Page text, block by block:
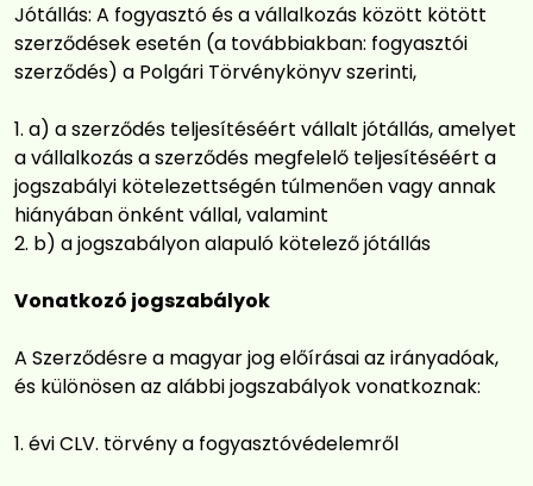
Jótállás: A fogyasztó és a vállalkozás között kötött
szerződések esetén (a továbbiakban: fogyasztói
szerződés) a Polgári Törvénykönyv szerinti,
a) a szerződés teljesítéséért vállalt jótállás, amelyet
a vállalkozás a szerződés megfelelő teljesítéséért a
jogszabályi kötelezettségén túlmenően vagy annak
hiányában önként vállal, valamint
b) a jogszabályon alapuló kötelező jótállás
Vonatkozó jogszabályok
A Szerződésre a magyar jog előírásai az irányadóak,
és különösen az alábbi jogszabályok vonatkoznak:
évi CLV. törvény a fogyasztóvédelemről